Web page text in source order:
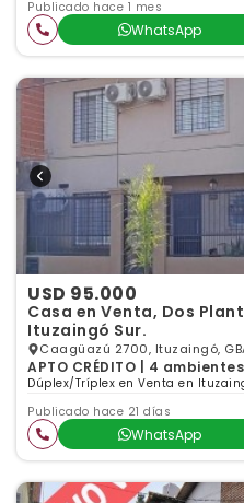
Publicado hace 1 mes
WhatsApp
USD 95.000
Casa en Venta, Dos
Ituzaingó Sur.
Caagüazú 2700, Ituzaingó,
APTO CRÉDITO | 4
Dúplex/Tríplex en Venta en
Publicado hace 21 días
WhatsApp